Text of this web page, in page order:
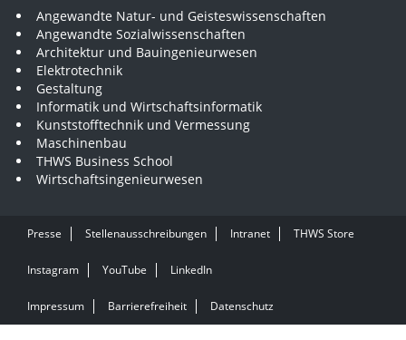
Angewandte Natur- und Geisteswissenschaften
Angewandte Sozialwissenschaften
Architektur und Bauingenieurwesen
Elektrotechnik
Gestaltung
Informatik und Wirtschaftsinformatik
Kunststofftechnik und Vermessung
Maschinenbau
THWS Business School
Wirtschaftsingenieurwesen
Presse Stellenausschreibungen Intranet THWS Store
Instagram YouTube LinkedIn
Impressum Barrierefreiheit Datenschutz